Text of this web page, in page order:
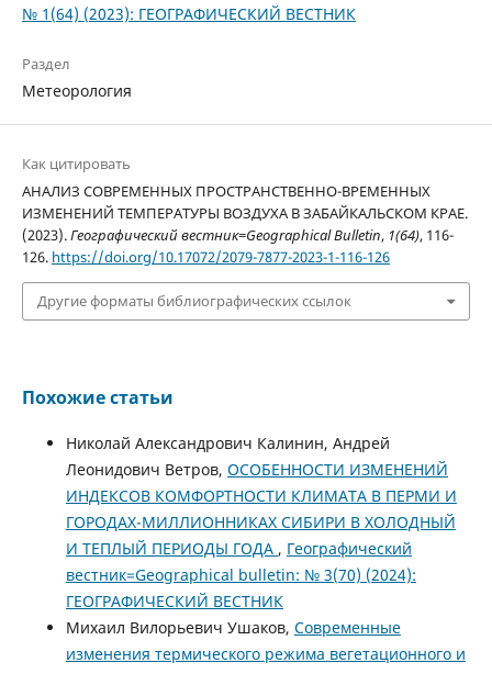
№ 1(64) (2023): ГЕОГРАФИЧЕСКИЙ ВЕСТНИК
Раздел
Метеорология
Как цитировать
АНАЛИЗ СОВРЕМЕННЫХ ПРОСТРАНСТВЕННО-ВРЕМЕННЫХ
ИЗМЕНЕНИЙ ТЕМПЕРАТУРЫ ВОЗДУХА В ЗАБАЙКАЛЬСКОМ КРАЕ.
(2023).Географический вестник=Geographical Bulletin, 1(64), 116-
126. https://doi.org/10.17072/2079-7877-2023-1-116-126
Другие форматы библиографических ссылок
Похожие статьи
Николай Александрович Калинин, Андрей
Леонидович Ветров, ОСОБЕННОСТИ ИЗМЕНЕНИЙ
ИНДЕКСОВ КОМФОРТНОСТИ КЛИМАТА В ПЕРМИ И
ГОРОДАХ-МИЛЛИОННИКАХ СИБИРИ В ХОЛОДНЫЙ
И ТЕПЛЫЙ ПЕРИОДЫ ГОДА , Географический
вестник=Geographical bulletin: № 3(70) (2024):
ГЕОГРАФИЧЕСКИЙ ВЕСТНИК
Михаил Вилорьевич Ушаков, Современные
изменения термического режима вегетационного и